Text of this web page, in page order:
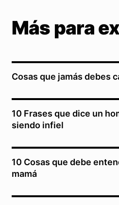
Más para
Cosas que jamás debes
10 Frases que dice un
siendo infiel
10 Cosas que debe
mamá